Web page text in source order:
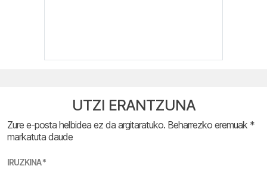
UTZI ERANTZUNA
Zure e-posta helbidea ez da argitaratuko. Beharrezko eremuak *
markatuta daude
IRUZKINA*